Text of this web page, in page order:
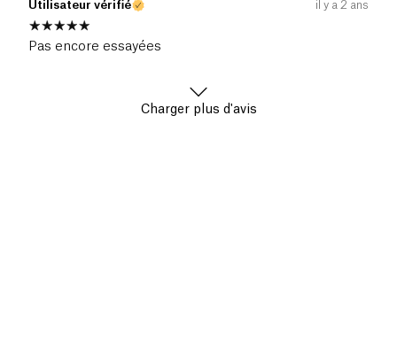
Utilisateur vérifié il y a 2 ans
Pas encore essayées
Charger plus d'avis